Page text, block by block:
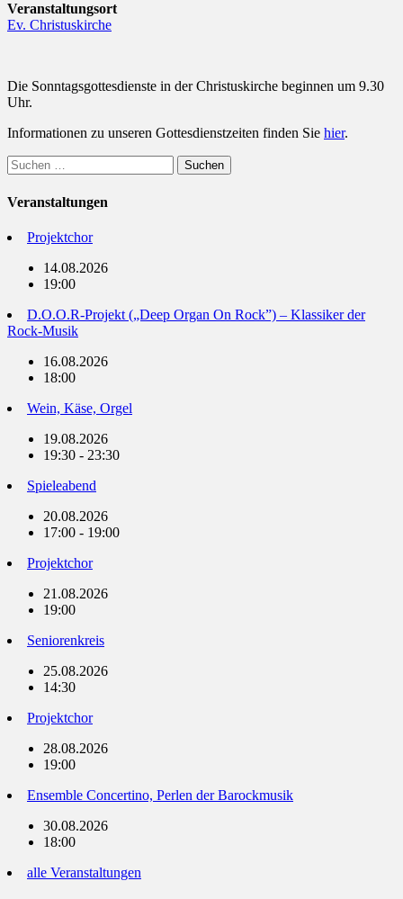
Veranstaltungsort
Ev. Christuskirche
Die Sonntagsgottesdienste in der Christuskirche beginnen um 9.30
Uhr.
Informationen zu unseren Gottesdienstzeiten finden Sie hier.
Suchen
nach:
Veranstaltungen
Projektchor
14.08.2026
19:00
D.O.O.R-Projekt („Deep Organ On Rock”) – Klassiker der
Rock-Musik
16.08.2026
18:00
Wein, Käse, Orgel
19.08.2026
19:30 - 23:30
Spieleabend
20.08.2026
17:00 - 19:00
Projektchor
21.08.2026
19:00
Seniorenkreis
25.08.2026
14:30
Projektchor
28.08.2026
19:00
Ensemble Concertino, Perlen der Barockmusik
30.08.2026
18:00
alle Veranstaltungen